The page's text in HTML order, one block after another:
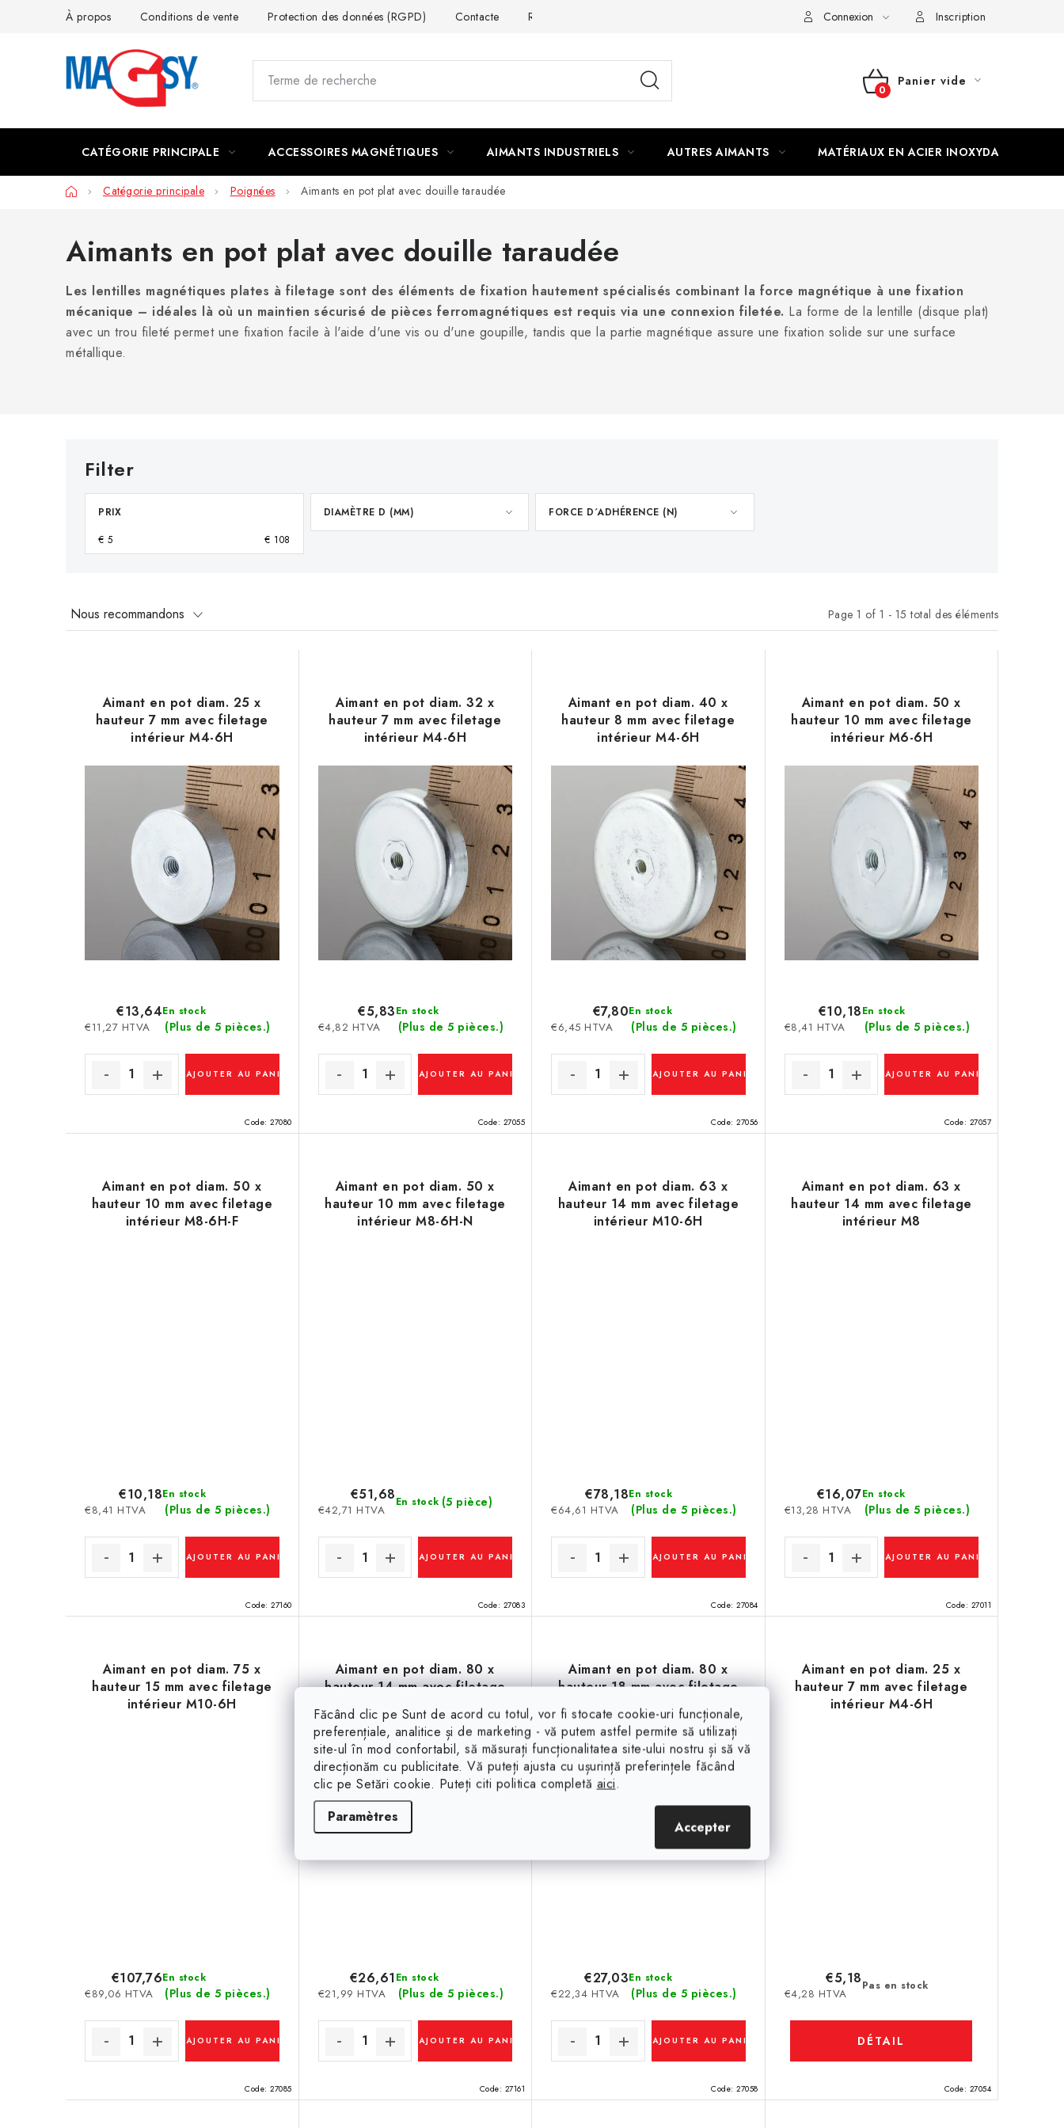
Făcând clic pe Sunt de acord cu totul, vor fi stocate cookie-uri funcționale,
preferențiale, analitice și de marketing - vă putem astfel permite să utilizați
site-ul în mod confortabil, să măsurați funcționalitatea site-ului nostru și să vă
direcționăm cu publicitate. Vă puteți ajusta cu ușurință preferințele făcând
clic pe Setări cookie. Puteți citi politica completă aici.
Paramètres
Accepter
À propos Conditions de vente Protection des données (RGPD) Contacte Rétractation du contrat Connexion Inscription
PANIER
Panier vide
CATÉGORIE PRINCIPALE ACCESSOIRES MAGNÉTIQUES AIMANTS INDUSTRIELS AUTRES AIMANTS MATÉRIAUX EN ACIER INOXYDABLE
AccueilCatégorie principale Poignées Aimants en pot plat avec douille taraudée
Aimants en pot plat avec douille taraudée
Les lentilles magnétiques plates à filetage sont des éléments de fixation hautement spécialisés combinant la force magnétique à une fixation
mécanique – idéales là où un maintien sécurisé de pièces ferromagnétiques est requis via une connexion filetée. La forme de la lentille (disque plat)
avec un trou fileté permet une fixation facile à l'aide d'une vis ou d'une goupille, tandis que la partie magnétique assure une fixation solide sur une surface
métallique.
PRIX
€ 5 € 108
DIAMÈTRE D (MM) FORCE D´ADHÉRENCE (N)
Page 1 of 1 - 15 total des éléments
T
Nous recommandons
Aimant en pot diam. 25 x
hauteur 7 mm avec filetage
intérieur M4-6H
En stock
(Plus de 5 pièces.)
€11,27 HTVA
€13,64
AJOUTER AU PANIER
Code: 27080
Aimant en pot diam. 32 x
hauteur 7 mm avec filetage
intérieur M4-6H
En stock
(Plus de 5 pièces.)
€4,82 HTVA
€5,83
AJOUTER AU PANIER
Code: 27055
Aimant en pot diam. 40 x
hauteur 8 mm avec filetage
intérieur M4-6H
En stock
(Plus de 5 pièces.)
€6,45 HTVA
€7,80
AJOUTER AU PANIER
Code: 27056
Aimant en pot diam. 50 x
hauteur 10 mm avec filetage
intérieur M6-6H
En stock
(Plus de 5 pièces.)
€8,41 HTVA
€10,18
AJOUTER AU PANIER
Code: 27057
Aimant en pot diam. 50 x
hauteur 10 mm avec filetage
intérieur M8-6H-F
En stock
(Plus de 5 pièces.)
€8,41 HTVA
€10,18
AJOUTER AU PANIER
Code: 27160
Aimant en pot diam. 50 x
hauteur 10 mm avec filetage
intérieur M8-6H-N
En stock (5 pièce)
€42,71 HTVA
€51,68
AJOUTER AU PANIER
Code: 27083
Aimant en pot diam. 63 x
hauteur 14 mm avec filetage
intérieur M10-6H
En stock
(Plus de 5 pièces.)
€64,61 HTVA
€78,18
AJOUTER AU PANIER
Code: 27084
Aimant en pot diam. 63 x
hauteur 14 mm avec filetage
intérieur M8
En stock
(Plus de 5 pièces.)
€13,28 HTVA
€16,07
AJOUTER AU PANIER
Code: 27011
Aimant en pot diam. 75 x
hauteur 15 mm avec filetage
intérieur M10-6H
En stock
(Plus de 5 pièces.)
€89,06 HTVA
€107,76
AJOUTER AU PANIER
Code: 27085
Aimant en pot diam. 80 x
hauteur 14 mm avec filetage
intérieur M8-6H
En stock
(Plus de 5 pièces.)
€21,99 HTVA
€26,61
AJOUTER AU PANIER
Code: 27161
Aimant en pot diam. 80 x
hauteur 18 mm avec filetage
intérieur M10
En stock
(Plus de 5 pièces.)
€22,34 HTVA
€27,03
AJOUTER AU PANIER
Code: 27058
Aimant en pot diam. 25 x
hauteur 7 mm avec filetage
intérieur M4-6H
Pas en stock
€4,28 HTVA
€5,18
DÉTAIL
Code: 27054